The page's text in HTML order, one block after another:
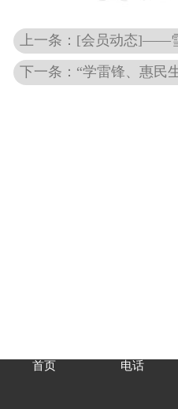
首页 电话